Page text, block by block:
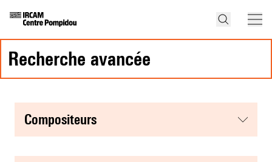
recherche avancée
compositeurs